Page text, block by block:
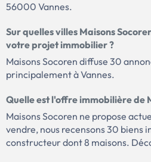
56000 Vannes.
Sur quelles villes Maisons
votre projet immobilier ?
Maisons Socoren diffuse 30
principalement à Vannes.
Quelle est l'offre immobilière de
Maisons Socoren ne propose
vendre, nous recensons 30 biens
constructeur dont 8 maisons.